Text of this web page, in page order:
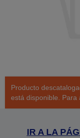
Producto
está disponible. Para
IR A LA